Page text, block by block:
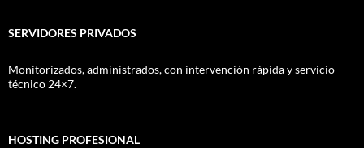
SERVIDORES PRIVADOS
Monitorizados, administrados, con intervención rápida y servicio
técnico 24×7.
HOSTING PROFESIONAL